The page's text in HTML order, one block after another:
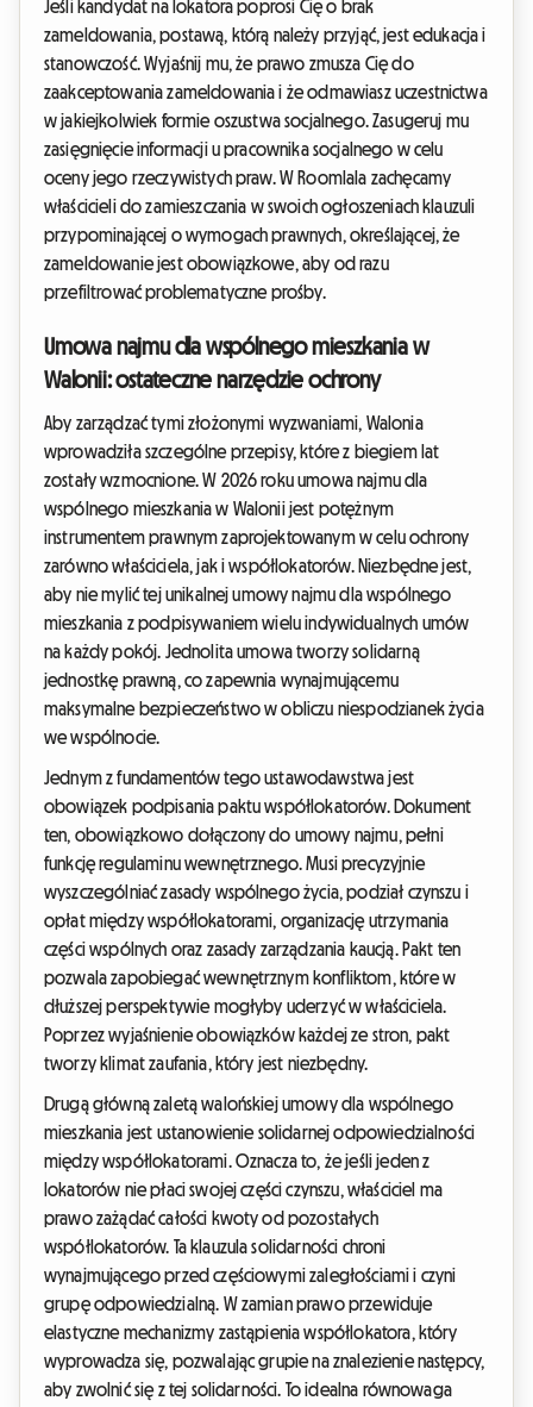
Jeśli kandydat na lokatora poprosi Cię o brak
zameldowania, postawą, którą należy przyjąć, jest edukacja i
stanowczość. Wyjaśnij mu, że prawo zmusza Cię do
zaakceptowania zameldowania i że odmawiasz uczestnictwa
w jakiejkolwiek formie oszustwa socjalnego. Zasugeruj mu
zasięgnięcie informacji u pracownika socjalnego w celu
oceny jego rzeczywistych praw. W Roomlala zachęcamy
właścicieli do zamieszczania w swoich ogłoszeniach klauzuli
przypominającej o wymogach prawnych, określającej, że
zameldowanie jest obowiązkowe, aby od razu
przefiltrować problematyczne prośby.
Umowa najmu dla wspólnego mieszkania w
Walonii: ostateczne narzędzie ochrony
Aby zarządzać tymi złożonymi wyzwaniami, Walonia
wprowadziła szczególne przepisy, które z biegiem lat
zostały wzmocnione. W 2026 roku umowa najmu dla
wspólnego mieszkania w Walonii jest potężnym
instrumentem prawnym zaprojektowanym w celu ochrony
zarówno właściciela, jak i współlokatorów. Niezbędne jest,
aby nie mylić tej unikalnej umowy najmu dla wspólnego
mieszkania z podpisywaniem wielu indywidualnych umów
na każdy pokój. Jednolita umowa tworzy solidarną
jednostkę prawną, co zapewnia wynajmującemu
maksymalne bezpieczeństwo w obliczu niespodzianek życia
we wspólnocie.
Jednym z fundamentów tego ustawodawstwa jest
obowiązek podpisania paktu współlokatorów. Dokument
ten, obowiązkowo dołączony do umowy najmu, pełni
funkcję regulaminu wewnętrznego. Musi precyzyjnie
wyszczególniać zasady wspólnego życia, podział czynszu i
opłat między współlokatorami, organizację utrzymania
części wspólnych oraz zasady zarządzania kaucją. Pakt ten
pozwala zapobiegać wewnętrznym konfliktom, które w
dłuższej perspektywie mogłyby uderzyć w właściciela.
Poprzez wyjaśnienie obowiązków każdej ze stron, pakt
tworzy klimat zaufania, który jest niezbędny.
Drugą główną zaletą walońskiej umowy dla wspólnego
mieszkania jest ustanowienie solidarnej odpowiedzialności
między współlokatorami. Oznacza to, że jeśli jeden z
lokatorów nie płaci swojej części czynszu, właściciel ma
prawo zażądać całości kwoty od pozostałych
współlokatorów. Ta klauzula solidarności chroni
wynajmującego przed częściowymi zaległościami i czyni
grupę odpowiedzialną. W zamian prawo przewiduje
elastyczne mechanizmy zastąpienia współlokatora, który
wyprowadza się, pozwalając grupie na znalezienie następcy,
aby zwolnić się z tej solidarności. To idealna równowaga